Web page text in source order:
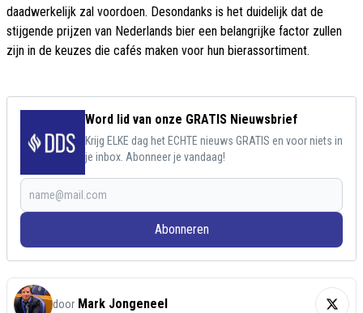
daadwerkelijk zal voordoen. Desondanks is het duidelijk dat de
stijgende prijzen van Nederlands bier een belangrijke factor zullen
zijn in de keuzes die cafés maken voor hun bierassortiment.
Word lid van onze GRATIS Nieuwsbrief
Krijg ELKE dag het ECHTE nieuws GRATIS en voor niets in
je inbox. Abonneer je vandaag!
Abonneren
door Mark Jongeneel